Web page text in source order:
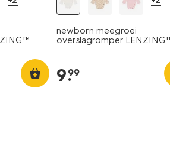
newborn meegroei
overslagromper
9.
99